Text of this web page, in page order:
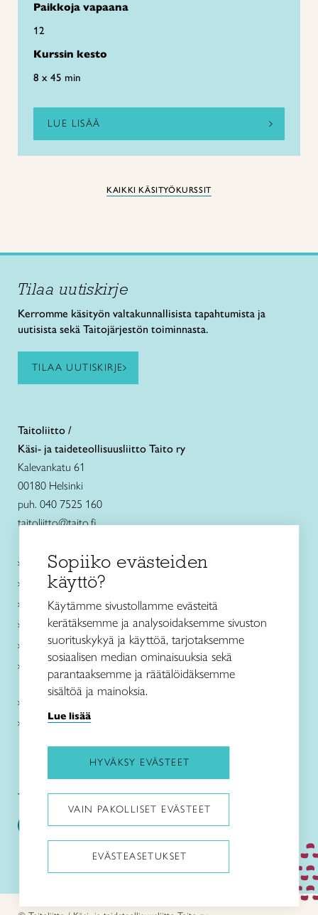
Paikkoja vapaana
12
Kurssin kesto
8 x 45 min
LUE LISÄÄ
KAIKKI KÄSITYÖKURSSIT
Tilaa uutiskirje
Kerromme käsityön valtakunnallisista tapahtumista ja
uutisista sekä Taitojärjestön toiminnasta.
TILAA UUTISKIRJE
Taitoliitto /
Käsi- ja taideteollisuusliitto Taito ry
Kalevankatu 61
00180 Helsinki
puh. 040 7525 160
taitoliitto@taito.fi
Käsityökurssit ja koulutus
Ajankohtaista
Käsityöohjeet
Me olemme Taito
Paikallinen toiminta
Verkkokaupat
Kirjaudu Arviin
Kirjaudu Taitocampukseen
Taitoliitto: Taito-lehti:
Sopiiko evästeiden
käyttö?
Käytämme sivustollamme evästeitä
kerätäksemme ja analysoidaksemme sivuston
suorituskykyä ja käyttöä, tarjotaksemme
sosiaalisen median ominaisuuksia sekä
parantaaksemme ja räätälöidäksemme
sisältöä ja mainoksia.
Lue lisää
HYVÄKSY EVÄSTEET
VAIN PAKOLLISET EVÄSTEET
EVÄSTEASETUKSET